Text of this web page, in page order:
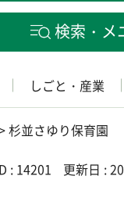
検索・メ
しごと・産業
杉並さゆり保育園
: 14201 更新日 :